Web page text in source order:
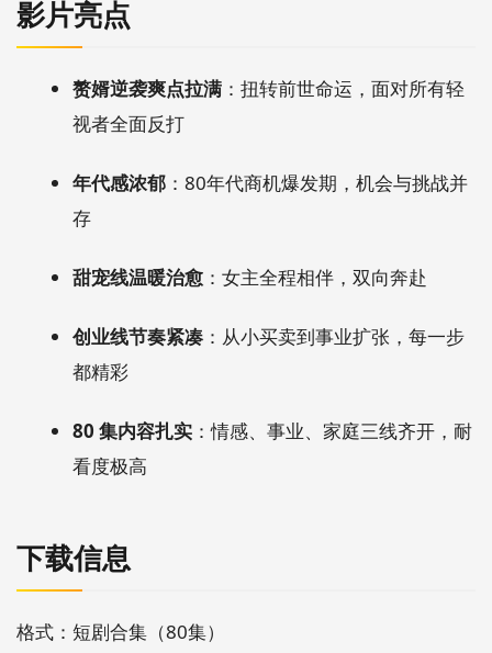
影片亮点
赘婿逆袭爽点拉满 ：扭转前世命运，面对所有轻
视者全面反打
年代感浓郁 ：80年代商机爆发期，机会与挑战并
存
甜宠线温暖治愈 ：女主全程相伴，双向奔赴
创业线节奏紧凑 ：从小买卖到事业扩张，每一步
都精彩
80 集内容扎实 ：情感、事业、家庭三线齐开，耐
看度极高
下载信息
格式：短剧合集（80集）